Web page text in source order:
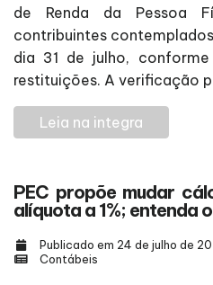
de Renda da Pessoa
contribuintes
dia 31 de julho,
restituições. A verificação
Leia na integra
PEC propõe mudar
alíquota a 1%; entenda
Publicado em 24 de julho de
Contábeis